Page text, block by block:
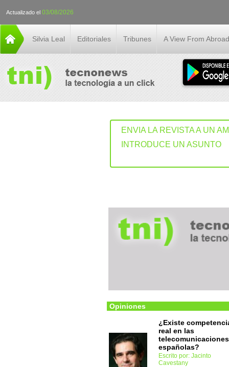
Actualizado el 03/08/2026
Silvia Leal Editoriales Tribunes A View From Abroad
ENVIA LA REVISTA A UN
INTRODUCE UN ASUNTO
Opiniones
¿Existe
real en las
telecomunicaciones
españolas?
Escrito por: Jacinto
Cavestany